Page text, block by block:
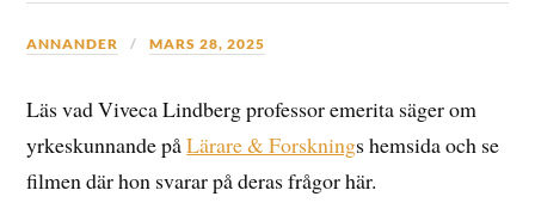
ANNANDER MARS 28, 2025
Läs vad Viveca Lindberg professor emerita säger om
yrkeskunnande påLärare & Forsknings hemsida och se
filmen där hon svarar på deras frågor här.